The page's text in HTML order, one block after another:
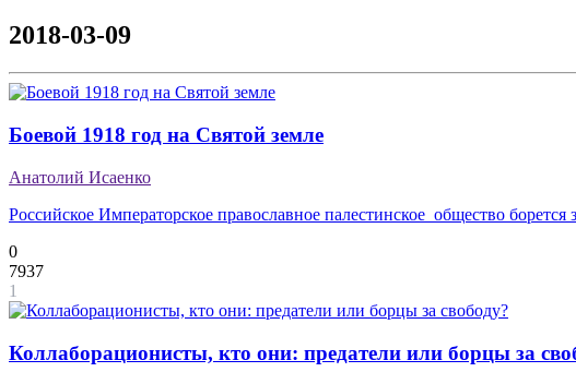
2018-03-09
Боевой 1918 год на Cвятой земле
Анатолий Исаенко
Российское Императорское православное палестинское общество борется
0
7937
1
Коллаборационисты, кто они: предатели или борцы за